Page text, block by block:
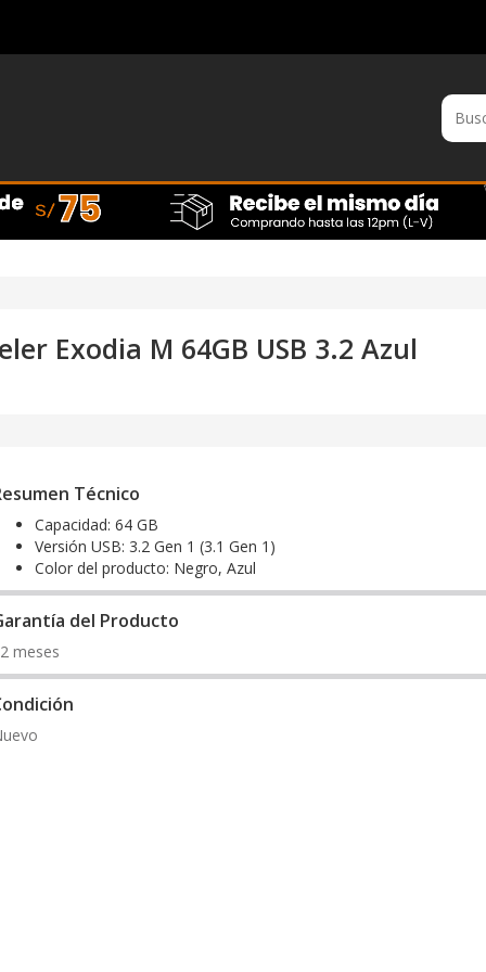
Exodia M 64GB USB 3.2 Azul
Técnico
Capacidad: 64 GB
Versión USB: 3.2 Gen 1 (3.1 Gen 1)
Color del producto: Negro, Azul
del Producto
meses